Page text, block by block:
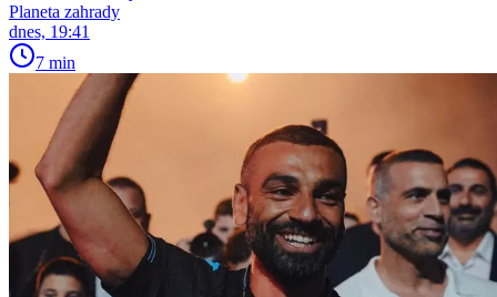
Planeta zahrady
dnes, 19:41
7 min